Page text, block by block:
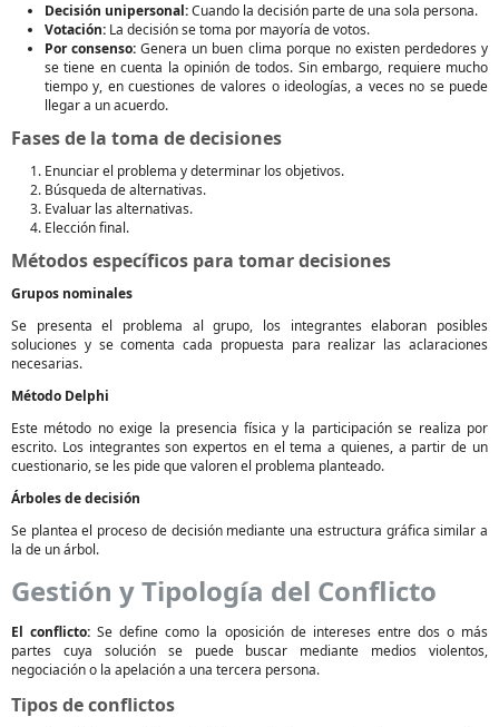
Decisión unipersonal:Cuando la decisión parte de una sola persona.
Votación: La decisión se toma por mayoría de votos.
Por consenso: Genera un buen clima porque no existen perdedores y
se tiene en cuenta la opinión de todos. Sin embargo, requiere mucho
tiempo y, en cuestiones de valores o ideologías, a veces no se puede
llegar a un acuerdo.
Fases de la toma de decisiones
Enunciar el problema y determinar los objetivos.
Búsqueda de alternativas.
Evaluar las alternativas.
Elección final.
Métodos específicos para tomar decisiones
Grupos nominales
Se presenta el problema al grupo, los integrantes elaboran posibles
soluciones y se comenta cada propuesta para realizar las aclaraciones
necesarias.
Método Delphi
Este método no exige la presencia física y la participación se realiza por
escrito. Los integrantes son expertos en el tema a quienes, a partir de un
cuestionario, se les pide que valoren el problema planteado.
Árboles de decisión
Se plantea el proceso de decisión mediante una estructura gráfica similar a
la de un árbol.
Gestión y Tipología del Conflicto
El conflicto: Se define como la oposición de intereses entre dos o más
partes cuya solución se puede buscar mediante medios violentos,
negociación o la apelación a una tercera persona.
Tipos de conflictos